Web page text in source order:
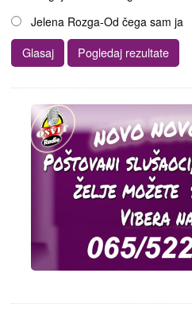
Jelena Rozga-Od čega sam ja